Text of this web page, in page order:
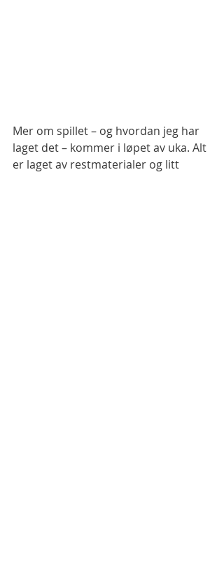
Mer om spillet – og hvordan jeg har
laget det – kommer i løpet av uka. Alt
er laget av restmaterialer og litt